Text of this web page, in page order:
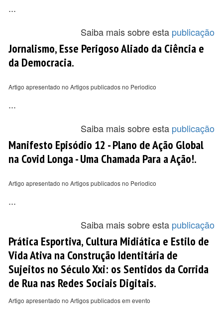
...
Saiba mais sobre esta publicação
Jornalismo, Esse Perigoso Aliado da Ciência e
da Democracia.
Artigo apresentado no Artigos publicados no Periodico
...
Saiba mais sobre esta publicação
Manifesto Episódio 12 - Plano de Ação Global
na Covid Longa - Uma Chamada Para a Ação!.
Artigo apresentado no Artigos publicados no Periodico
...
Saiba mais sobre esta publicação
Prática Esportiva, Cultura Midiática e Estilo de
Vida Ativa na Construção Identitária de
Sujeitos no Século Xxi: os Sentidos da Corrida
de Rua nas Redes Sociais Digitais.
Artigo apresentado no Artigos publicados em evento